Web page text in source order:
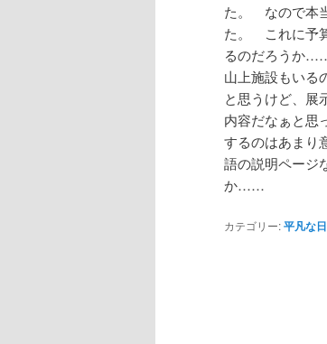
た。 なので本
た。 これに予
るのだろうか
山上施設もいる
と思うけど、展
内容だなぁと思
するのはあまり
語の説明ページ
か……
カテゴリー:平凡な